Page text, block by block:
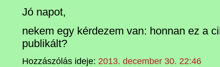
Jó napot,
nekem egy kérdezem van: honnan ez a
publikált?
Hozzászólás ideje: 2013. december 30. 22:46